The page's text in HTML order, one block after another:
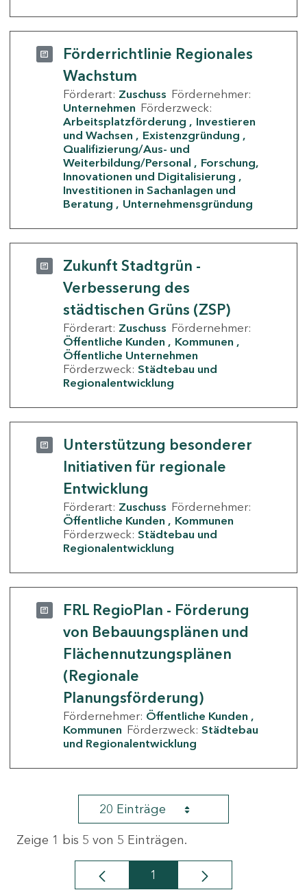
Förderrichtlinie Regionales
Wachstum
Förderart: Zuschuss Fördernehmer:
Unternehmen Förderzweck:
Arbeitsplatzförderung
Investieren
und Wachsen
Existenzgründung
Qualifizierung/Aus- und
Weiterbildung/Personal
Forschung,
Innovationen und Digitalisierung
Investitionen in Sachanlagen und
Beratung
Unternehmensgründung
Zukunft Stadtgrün -
Verbesserung des
städtischen Grüns (ZSP)
Förderart: Zuschuss Fördernehmer:
Öffentliche Kunden
Kommunen
Öffentliche Unternehmen
Förderzweck: Städtebau und
Regionalentwicklung
Unterstützung besonderer
Initiativen für regionale
Entwicklung
Förderart: Zuschuss Fördernehmer:
Öffentliche Kunden
Kommunen
Förderzweck: Städtebau und
Regionalentwicklung
FRL RegioPlan - Förderung
von Bebauungsplänen und
Flächennutzungsplänen
(Regionale
Planungsförderung)
Fördernehmer: Öffentliche Kunden
Kommunen Förderzweck: Städtebau
und Regionalentwicklung
20 Einträge
Zeige 1 bis 5 von 5 Einträgen.
Seite
1